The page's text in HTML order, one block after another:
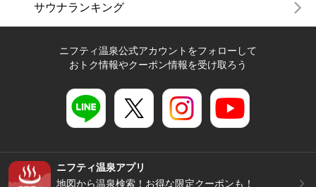
サウナランキング
ニフティ温泉公式アカウントをフォローして
おトク情報やクーポン情報を受け取ろう
ニフティ温泉アプリ
地図から温泉検索！お得な限定クーポンも！